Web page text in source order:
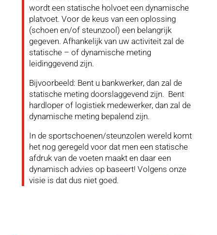
wordt een statische holvoet een dynamische
platvoet. Voor de keus van een oplossing
(schoen en/of steunzool) een belangrijk
gegeven. Afhankelijk van uw activiteit zal de
statische – of dynamische meting
leidinggevend zijn.
Bijvoorbeeld: Bent u bankwerker, dan zal de
statische meting doorslaggevend zijn. Bent
hardloper of logistiek medewerker, dan zal de
dynamische meting bepalend zijn.
In de sportschoenen/steunzolen wereld komt
het nog geregeld voor dat men een statische
afdruk van de voeten maakt en daar een
dynamisch advies op baseert! Volgens onze
visie is dat dus niet goed.